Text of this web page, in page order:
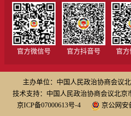
官方微信号 官方抖音号 官方
主办单位：中国人民政治协商会议
技术支持：中国人民政治协商会议北京
京ICP备07000613号-4
京公网安